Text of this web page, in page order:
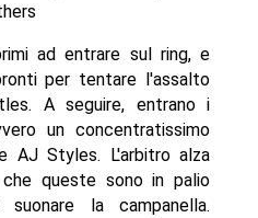
ad entrare sul ring, e
per tentare l'assalto
A seguire, entrano i
un concentratissimo
AJ Styles. L'arbitro alza
queste sono in palio
la campanella.